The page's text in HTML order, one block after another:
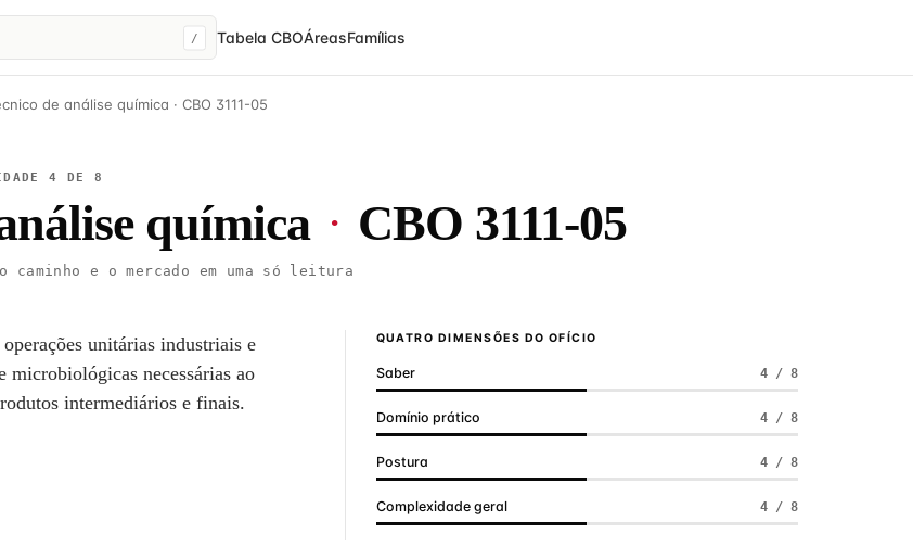
/ Tabela CBOÁreasFamílias
de análise química · CBO 3111-05
4 DE 8
química · CBO 3111-05
e o mercado em uma só leitura
unitárias industriais e
necessárias ao
intermediários e finais.
QUATRO DIMENSÕES DO OFÍCIO
Saber 4 / 8
Domínio prático 4 / 8
Postura 4 / 8
Complexidade geral 4 / 8